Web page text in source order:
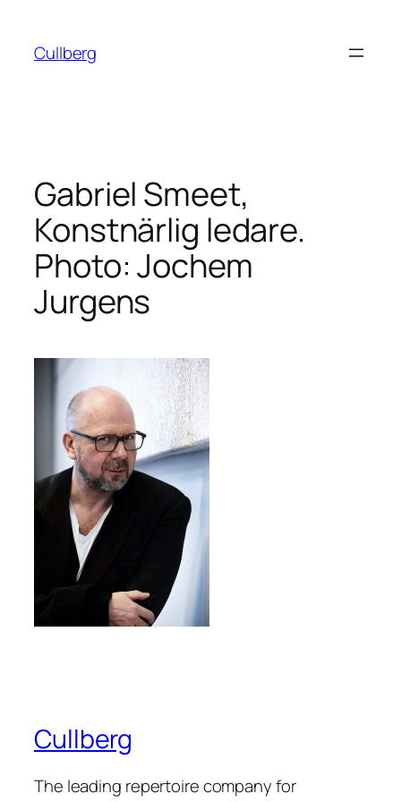
innehåll
Cullberg
Gabriel Smeet,
Konstnärlig ledare.
Photo: Jochem
Jurgens
Cullberg
The leading repertoire company for